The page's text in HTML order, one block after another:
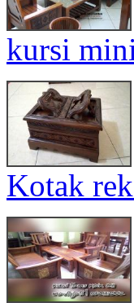
kursi
Kotak